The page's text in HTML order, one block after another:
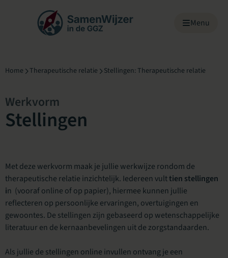
Menu overslaan
Menu
Home Therapeutische relatie Stellingen: Therapeutische relatie
Werkvorm
Stellingen
Met deze werkvorm maak je jullie werkwijze rondom de
therapeutische relatie inzichtelijk. Iedereen vulttien stellingen
in (vooraf online of op papier), hiermee kunnen jullie
reflecteren op persoonlijke ervaringen, overtuigingen en
gewoontes. De stellingen zijn gebaseerd op wetenschappelijke
literatuur en de kernaanbevelingen uit de zorgstandaarden.
Als jullie de stellingen online invullen ontvang je een